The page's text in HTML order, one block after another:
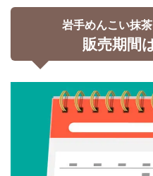
岩手めんこい抹
販売期間